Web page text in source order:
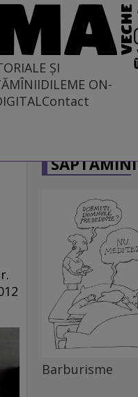
ȘI
DILEME ON-
Contact
Barburisme